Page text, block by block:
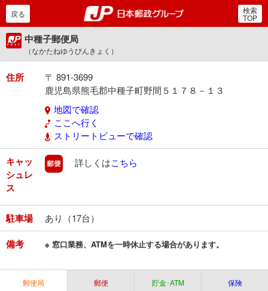
郵便局・日本郵政グルー
戻る 検索
TOP
中種子郵便局
（なかたねゆうびんきょく）
住所
〒 891-3699
鹿児島県熊毛郡中種子町野間５１７８－１３
地図で確認
ここへ行く
ストリートビューで確認
キャッ
シュレ
ス
郵便
詳しくはこちら
駐車場 あり（17台）
備考 ※ 窓口業務、ATMを一時休止する場合があります。
郵便局 郵便 貯金･ATM 保険